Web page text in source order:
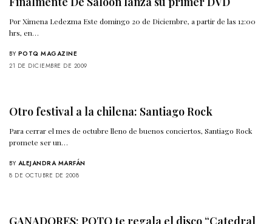
Por Ximena Ledezma Este domingo 20 de Diciembre, a partir de las 12:00
hrs, en…
BY POTQ MAGAZINE
21 DE DICIEMBRE DE 2009
Otro festival a la chilena: Santiago Rock
Para cerrar el mes de octubre lleno de buenos conciertos, Santiago Rock
promete ser un…
BY ALEJANDRA MARFÁN
8 DE OCTUBRE DE 2008